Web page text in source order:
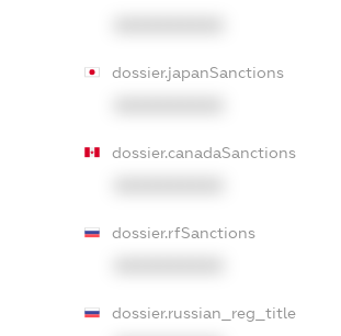
dossier.japanSanctions
dossier.canadaSanctions
dossier.rfSanctions
dossier.russian_reg_title